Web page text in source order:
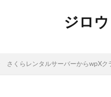
ジロ
さくらレンタルサーバーからwpXク